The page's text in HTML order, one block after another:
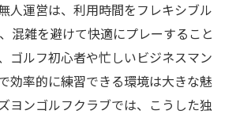
人運営は、利用時間をフレキシブル
混雑を避けて快適にプレーすること
ゴルフ初心者や忙しいビジネスマン
効率的に練習できる環境は大きな魅
ヨンゴルフクラブでは、こうした独